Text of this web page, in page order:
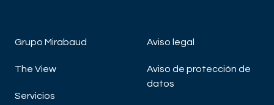
Grupo Mirabaud
The View
Servicios
Aviso legal
Aviso de protección de
datos